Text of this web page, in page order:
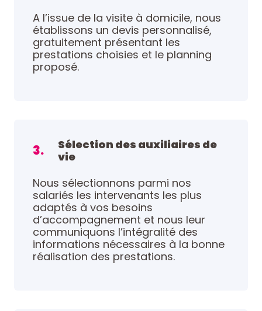
A l’issue de la visite à domicile, nous
établissons un devis personnalisé,
gratuitement présentant les
prestations choisies et le planning
proposé.
3.
Sélection des auxiliaires de
vie
Nous sélectionnons parmi nos
salariés les intervenants les plus
adaptés à vos besoins
d’accompagnement et nous leur
communiquons l’intégralité des
informations nécessaires à la bonne
réalisation des prestations.